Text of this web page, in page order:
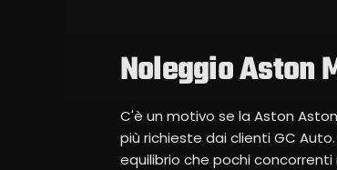
Noleggio Aston
C'è un motivo se la Aston
più richieste dai clienti GC
equilibrio che pochi